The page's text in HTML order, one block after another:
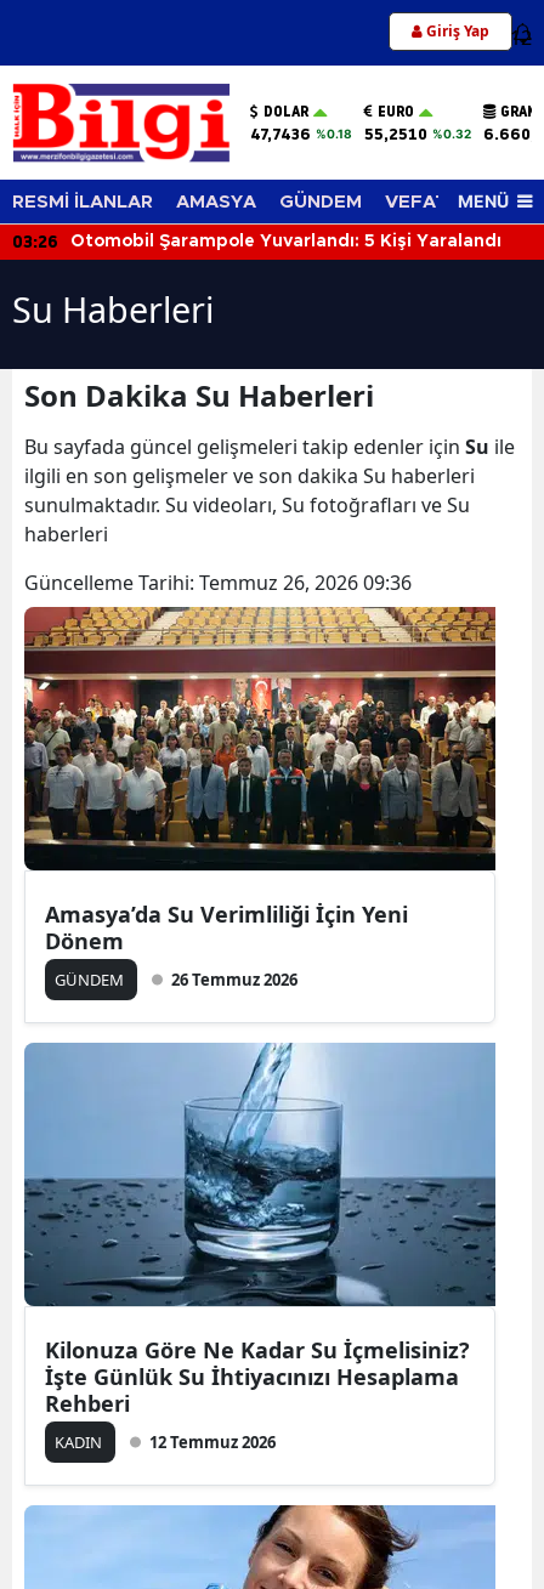
Giriş Yap 12
DOLAR
47,7436 %0.18
EURO
55,2510 %0.32
RESMİ İLANLAR AMASYA GÜNDEM VEFAT EDENLER
MENÜ
03:26 Otomobil Şarampole Yuvarlandı: 5 Kişi Yaralandı
Su Haberleri
Son Dakika Su Haberleri
Bu sayfada güncel gelişmeleri takip edenler için Su ile
ilgili en son gelişmeler ve son dakika Su haberleri
sunulmaktadır. Su videoları, Su fotoğrafları ve Su
haberleri
Güncelleme Tarihi: Temmuz 26, 2026 09:36
Amasya’da Su Verimliliği İçin Yeni
Dönem
GÜNDEM 26 Temmuz 2026
Kilonuza Göre Ne Kadar Su İçmelisiniz?
İşte Günlük Su İhtiyacınızı Hesaplama
Rehberi
KADIN 12 Temmuz 2026